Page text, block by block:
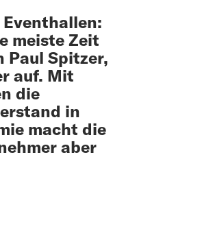
Eventhallen:
meiste Zeit
Paul Spitzer,
auf. Mit
die
in
macht die
aber